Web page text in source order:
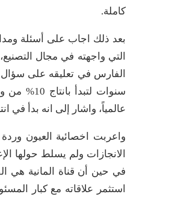
كاملة.
بعد ذلك اجاب على أسئلة
التي واجهته في مجال
الفارس في تعليقه على سؤال
عالمياً، واشار إلى انه بدأ في
واعربت اخصائية العيون
الانجازات ولم يسلط حولها
في حين أن قناة المانية هي
استثمر علاقاته مع كبار